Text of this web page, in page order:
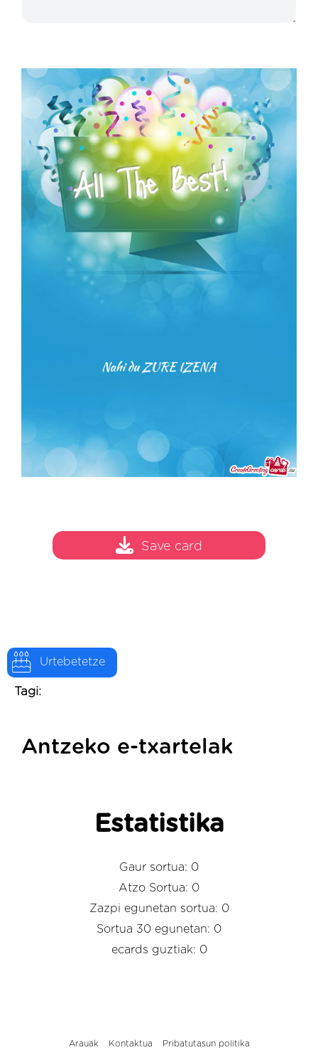
Urtebetetze
Tagi:
Save card
Antzeko e-txartelak
Estatistika
Gaur sortua: 0
Atzo Sortua: 0
Zazpi egunetan sortua: 0
Sortua 30 egunetan: 0
ecards guztiak: 0
Arauak Kontaktua Pribatutasun politika